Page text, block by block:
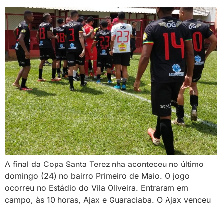
A final da Copa Santa Terezinha aconteceu no último
domingo (24) no bairro Primeiro de Maio. O jogo
ocorreu no Estádio do Vila Oliveira. Entraram em
campo, às 10 horas, Ajax e Guaraciaba. O Ajax venceu